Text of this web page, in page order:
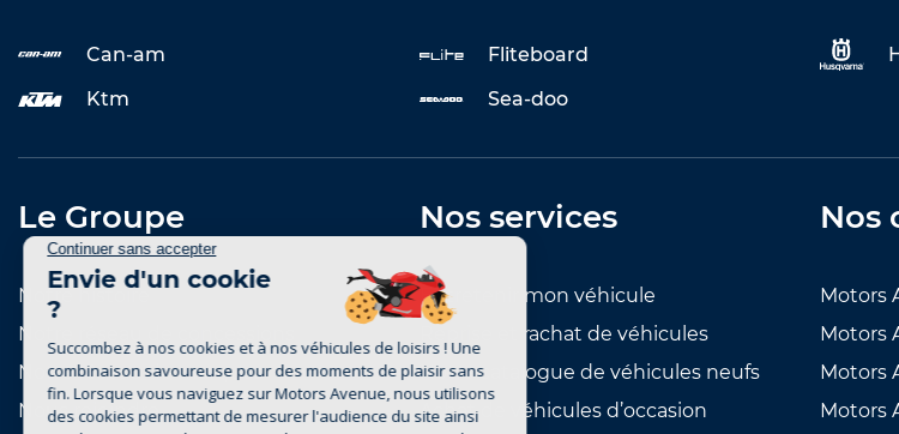
Can-am Fliteboard
Ktm
Sea-doo
Le Groupe
Notre histoire
Notre réseau de concessions
Notre réseau de marques
Nous rejoindre
Nos services
Entretenir mon véhicule
Reprise et rachat de véhicules
Notre catalogue de véhicules neufs
Achat de véhicules d’occasion
Nos
Motors
Motors
Motors
Motors